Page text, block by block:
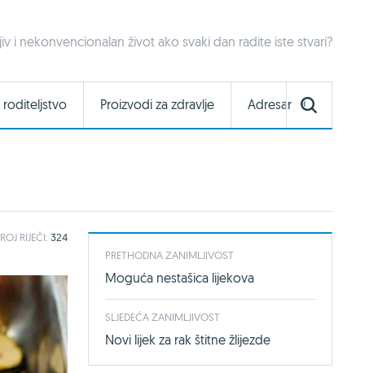
i nekonvencionalan život ako svaki dan radite iste stvari?
roditeljstvo Proizvodi za zdravlje Adresar
RIJEČI: 324
PRETHODNA ZANIMLJIVOST
Moguća nestašica lijekova
SLJEDEĆA ZANIMLJIVOST
Novi lijek za rak štitne žlijezde